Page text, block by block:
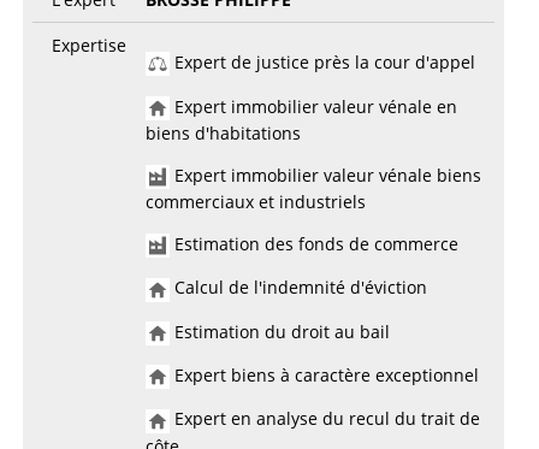
Expertise
Expert de justice près la cour d'appel
Expert immobilier valeur vénale en
biens d'habitations
Expert immobilier valeur vénale biens
commerciaux et industriels
Estimation des fonds de commerce
Calcul de l'indemnité d'éviction
Estimation du droit au bail
Expert biens à caractère exceptionnel
Expert en analyse du recul du trait de